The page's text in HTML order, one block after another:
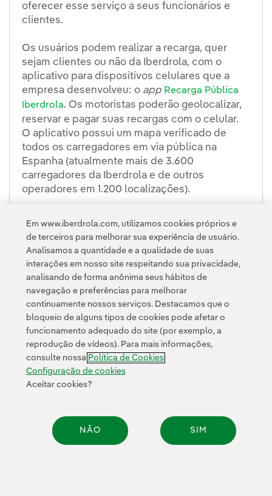
oferecer esse serviço a seus funcionários e
clientes.
Os usuários podem realizar a recarga, quer
sejam clientes ou não da Iberdrola, com o
aplicativo para dispositivos celulares que a
empresa desenvolveu: o app Recarga Pública
Iberdrola. Os motoristas poderão geolocalizar,
reservar e pagar suas recargas com o celular.
O aplicativo possui um mapa verificado de
todos os carregadores em via pública na
Espanha (atualmente mais de 3.600
carregadores da Iberdrola e de outros
operadores em 1.200 localizações).
Em que ponto está a mobilidade
elétrica hoje em dia?
Os especialistas automotivos parecem
coincidir em que o setor irá evoluir mais nos
próximos cinco anos que na última metade do
século. Cada vez são mais asajudas para
carros elétricosfeitas pelos governos (Plano
Movesna Espanha, por exemplo) e as
restrições para veículos poluentes nos
núcleos urbanos forçam a inevitável chegada
do transporte elétrico. As vendas de veículos
tendo em conta as novas medidas europeias
emissões de CO
o número de
emplacamentos de transporte elétrico deverá
Em www.iberdrola.com, utilizamos cookies próprios e
de terceiros para melhorar sua experiência de usuário.
Analisamos a quantidade e a qualidade de suas
interações em nosso site respeitando sua privacidade,
analisando de forma anônima seus hábitos de
navegação e preferências para melhorar
continuamente nossos serviços. Destacamos que o
bloqueio de alguns tipos de cookies pode afetar o
funcionamento adequado do site (por exemplo, a
reprodução de vídeos). Para mais informações,
consulte nossa Política de Cookies
Configuração de cookies
Aceitar cookies?
NÃO SIM